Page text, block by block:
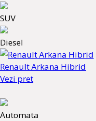
SUV
Diesel
Renault Arkana Hibrid
Vezi pret
Automata